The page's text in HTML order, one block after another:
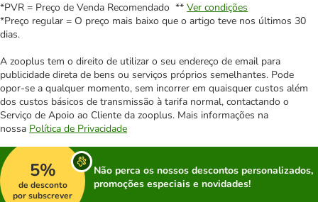
*PVR = Preço de Venda Recomendado ** Ver condições
*Preço regular = O preço mais baixo que o artigo teve nos últimos 30
dias.
A zooplus tem o direito de utilizar o seu endereço de email para
publicidade direta de bens ou serviços próprios semelhantes. Pode
opor-se a qualquer momento, sem incorrer em quaisquer custos além
dos custos básicos de transmissão à tarifa normal, contactando o
Serviço de Apoio ao Cliente da zooplus. Mais informações na
nossa Política de Privacidade
5%
de desconto
por subscrever
Não perca os nossos descontos personalizados,
promoções especiais e novidades!